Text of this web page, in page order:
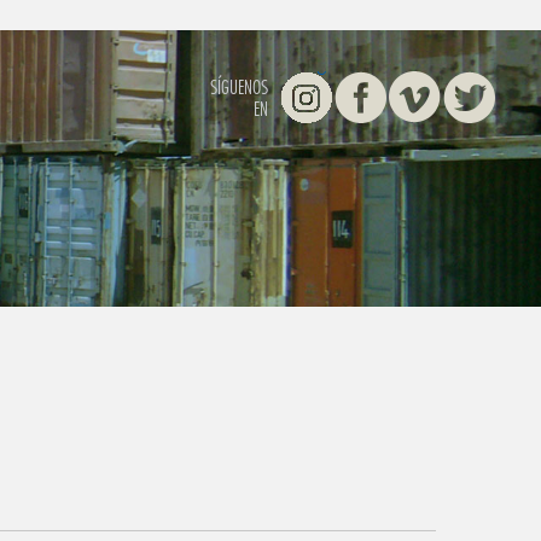
SÍGUENOS
EN
InstagramFacebookVimeoTwitter